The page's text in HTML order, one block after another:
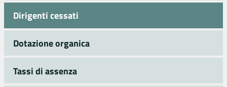
Dirigenti cessati
Dotazione organica
Tassi di assenza